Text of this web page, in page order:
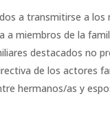
a transmitirse a
a miembros de la
destacados no
de los actores
hermanos/as y